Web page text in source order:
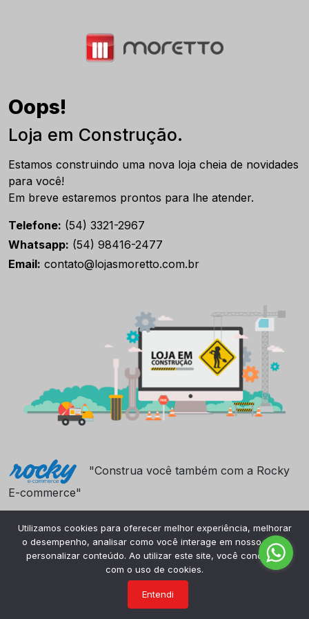
Oops!
Loja em Construção.
Estamos construindo uma nova loja cheia de novidades
para você!
Em breve estaremos prontos para lhe atender.
Telefone: (54) 3321-2967
Whatsapp: (54) 98416-2477
Email: contato@lojasmoretto.com.br
"Construa você também com a Rocky
E-commerce"
Utilizamos cookies para oferecer melhor experiência, melhorar
o desempenho, analisar como você interage em nosso site e
personalizar conteúdo. Ao utilizar este site, você concorda
com o uso de cookies.
Entendi